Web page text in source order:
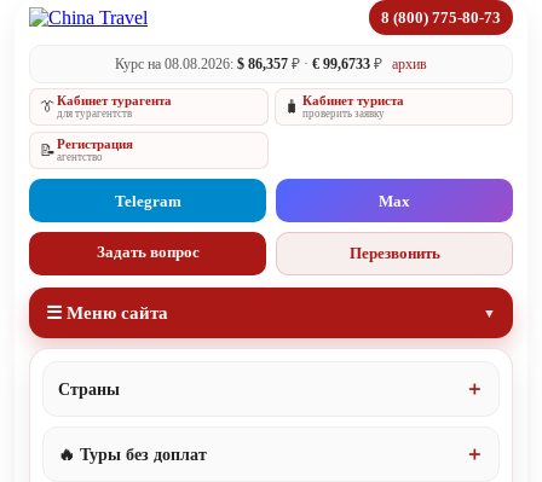
8 (800) 775-80-73
Курс на 08.08.2026: $ 86,357 ₽ · € 99,6733 ₽ архив
👔Кабинет турагента
для турагентств 🧳 Кабинет туриста
проверить заявку
📝Регистрация
агентство
Telegram Max
Задать вопрос Перезвонить
☰ Меню сайта
Страны
🔥 Туры без доплат